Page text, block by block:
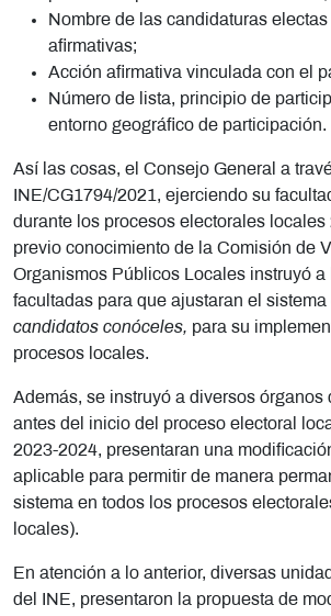
Nombre de las candidaturas
afirmativas;
Acción afirmativa vinculada con el
Número de lista, principio de
entorno geográfico de participación.
Así las cosas, el Consejo General a
INE/CG1794/2021, ejerciendo su
durante los procesos electorales locales
previo conocimiento de la Comisión de
Organismos Públicos Locales instruyó a
facultadas para que ajustaran el sistema
candidatos conóceles, para su
procesos locales.
Además, se instruyó a diversos órganos
antes del inicio del proceso electoral
2023-2024, presentaran una
aplicable para permitir de manera
sistema en todos los procesos
locales).
En atención a lo anterior, diversas
del INE, presentaron la propuesta de